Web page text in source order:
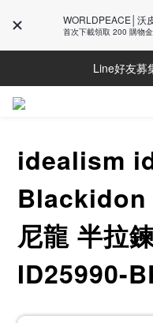
WORLDPEACE│沃
首次下載領取 200 購物金
Line好友募
Line好友募
防詐騙提醒!請勿聽從
idealism
尼龍 半拉
ID25990-